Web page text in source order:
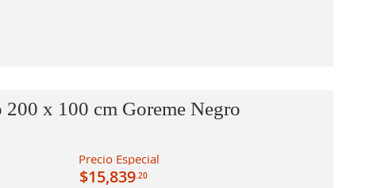
200 x 100 cm Goreme Negro
Precio Especial
$15,839.20